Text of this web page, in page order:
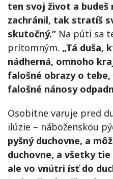
ten svoj život a
zachránil, tak stratíš
skutočný.” Na púti sa
prítomným. „Tá duša,
nádherná, omnoho
falošné obrazy o
falošné nánosy
Osobitne varuje pred
ilúzie – náboženskou
pyšný duchovne, a
duchovne, a všetky
ale vo vnútri ísť do